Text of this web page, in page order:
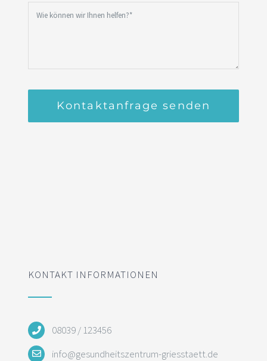
Kontaktanfrage senden
KONTAKT INFORMATIONEN
08039 / 123456
info@gesundheitszentrum-griesstaett.de